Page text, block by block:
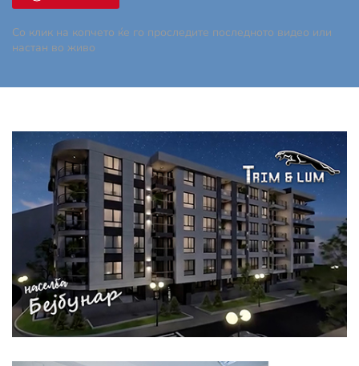
Со клик на копчето ќе го проследите последното видео или
настан во живо